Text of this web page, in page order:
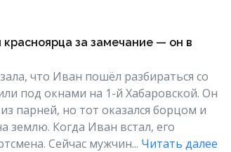
за замечание — он в
что Иван пошёл разбираться со
под окнами на 1-й Хабаровской. Он
парней, но тот оказался борцом и
землю. Когда Иван встал, его
Сейчас мужчин... Читать далее